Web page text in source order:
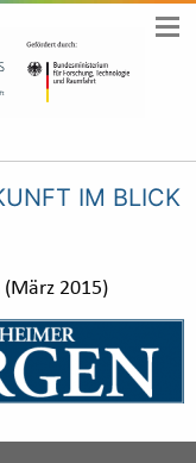
IM BLICK
2015)